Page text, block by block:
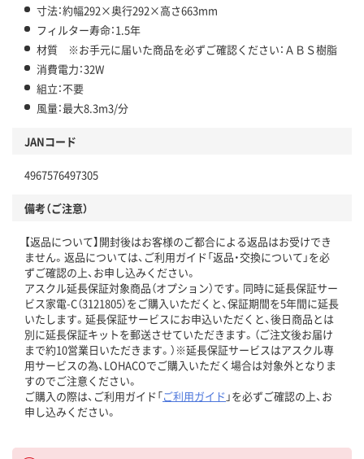
寸法：約幅292×奥行292×高さ663mm
フィルター寿命：1.5年
材質 ※お手元に届いた商品を必ずご確認ください：ＡＢＳ樹脂
消費電力：32W
組立：不要
風量：最大8.3m3/分
JANコード
4967576497305
備考（ご注意）
【返品について】開封後はお客様のご都合による返品はお受けでき
ません。返品については、ご利用ガイド「返品・交換について」を必
ずご確認の上、お申し込みください。
アスクル延長保証対象商品（オプション）です。同時に延長保証サー
ビス家電-C（3121805）をご購入いただくと、保証期間を5年間に延長
いたします。延長保証サービスにお申込いただくと、後日商品とは
別に延長保証キットを郵送させていただきます。（ご注文後お届け
まで約10営業日いただきます。）※延長保証サービスはアスクル専
用サービスの為、LOHACOでご購入いただく場合は対象外となりま
すのでご注意ください。
ご購入の際は、ご利用ガイド「ご利用ガイド 」を必ずご確認の上、お
申し込みください。